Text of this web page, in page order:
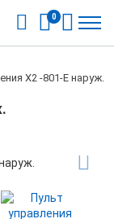
0
X2 -801-Е наруж.